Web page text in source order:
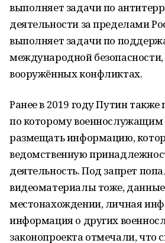
выполняет задачи по
деятельности за пределами
выполняет задачи по
международной безопасности,
вооружённых конфликтах.
Ранее в 2019 году Путин также
по которому военнослужащим
размещать информацию,
ведомственную
деятельность. Под запрет
видеоматериалы тоже,
местонахождении, личная
информация о других
законопроекта отмечали, что